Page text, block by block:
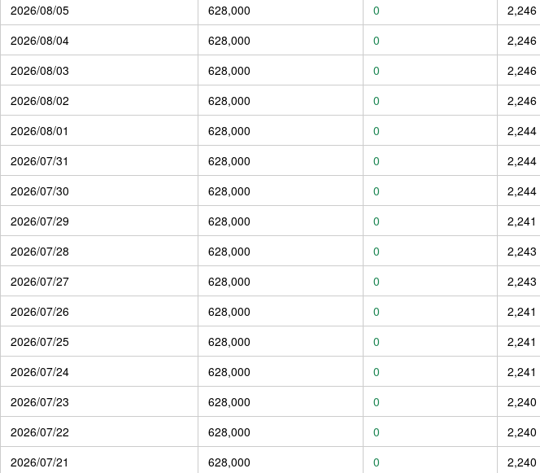
2026/08/05
628,000 0 2,246
2026/08/04
628,000 0 2,246
2026/08/03
628,000 0 2,246
2026/08/02
628,000 0 2,246
2026/08/01
628,000 0 2,244
2026/07/31
628,000 0 2,244
2026/07/30
628,000 0 2,244
2026/07/29
628,000 0 2,241
2026/07/28
628,000 0 2,243
2026/07/27
628,000 0 2,243
2026/07/26
628,000 0 2,241
2026/07/25
628,000 0 2,241
2026/07/24
628,000 0 2,241
2026/07/23
628,000 0 2,240
2026/07/22
628,000 0 2,240
2026/07/21
628,000 0 2,240